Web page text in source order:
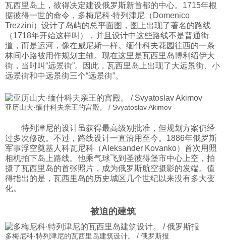
瓦西里岛上，彼得决定建设俄罗斯新首都的中心。1715年根
据彼得一世的命令，多梅尼科·特列津尼（Domenico
Trezzini）设计了岛屿的总平面图，图上出现了著名的路线
（1718年开始这样叫），并且设计中这些路线不是普通街
道，而是运河，像在威尼斯一样。缅什科夫花园往西的一条
林间小路被用作规划主轴。现在这里是瓦西里岛博利绍伊大
街，当时叫“远景街”。因此，瓦西里岛上出现了大远景街、小
远景街和中远景街三个“远景街”。
亚历山大·缅什科夫亲王的宫殿。 / Svyatoslav Akimov
特列津尼的设计虽获得最高级别批准，但规划方案仍经
过多次修改。不过，路线设计一直沿用至今。1886年俄罗斯
军事浮空奠基人科瓦尼科（Aleksander Kovanko）首次用照
相机拍下岛上路线。他乘气球飞到圣彼得堡市中心上空，拍
摄了瓦西里岛的首张照片，成为俄罗斯航空摄影的发端。值
得指出的是，瓦西里岛的历史城区几个世纪以来没有多大变
化。
被迫的建筑
多梅尼科·特列津尼的瓦西里岛建筑设计。 / 俄罗斯报